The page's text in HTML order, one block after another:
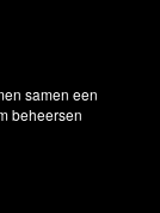
samen een
beheersen